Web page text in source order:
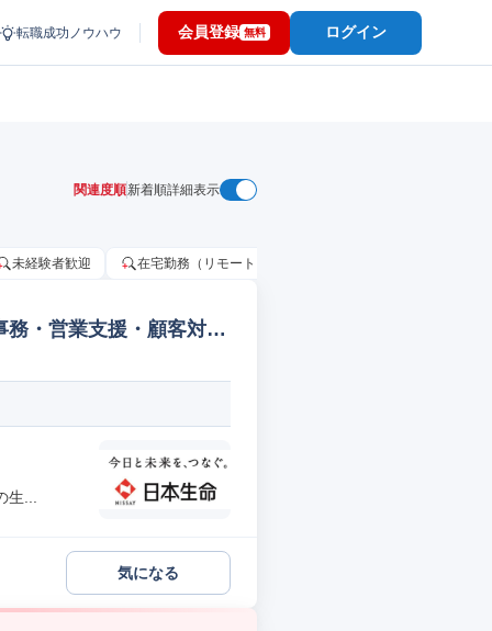
転職成功ノウハウ 会員登録 無料 ログイン
関連度順新着順詳細表示
未経験者歓迎 在宅勤務（リモートワーク）OK
・営業支援・顧客対応
...
気になる